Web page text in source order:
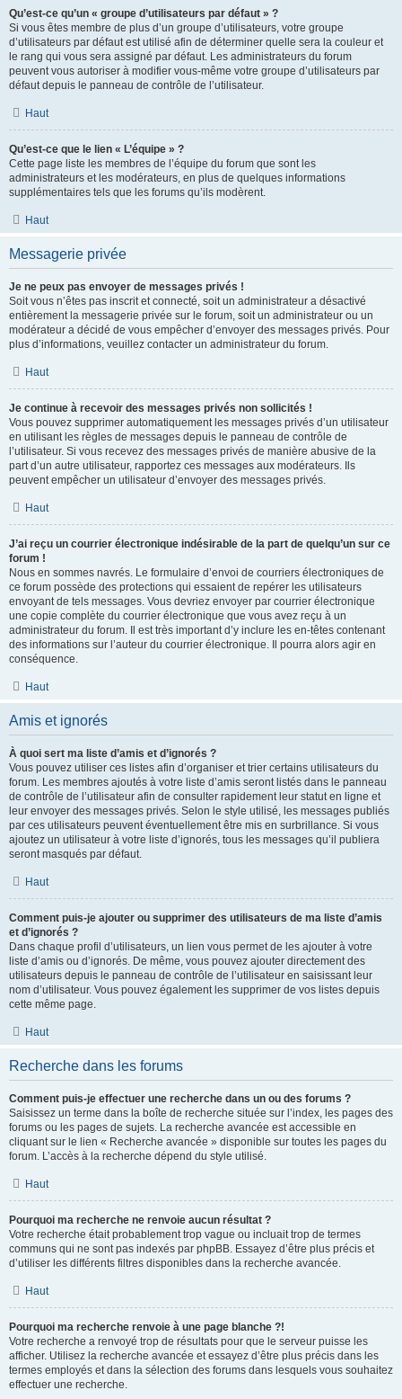
Qu’est-ce qu’un « groupe d’utilisateurs par défaut » ?
Si vous êtes membre de plus d’un groupe d’utilisateurs, votre groupe
d’utilisateurs par défaut est utilisé afin de déterminer quelle sera la couleur et
le rang qui vous sera assigné par défaut. Les administrateurs du forum
peuvent vous autoriser à modifier vous-même votre groupe d’utilisateurs par
défaut depuis le panneau de contrôle de l’utilisateur.
Haut
Qu’est-ce que le lien « L’équipe » ?
Cette page liste les membres de l’équipe du forum que sont les
administrateurs et les modérateurs, en plus de quelques informations
supplémentaires tels que les forums qu’ils modèrent.
Haut
Messagerie privée
Je ne peux pas envoyer de messages privés !
Soit vous n’êtes pas inscrit et connecté, soit un administrateur a désactivé
entièrement la messagerie privée sur le forum, soit un administrateur ou un
modérateur a décidé de vous empêcher d’envoyer des messages privés. Pour
plus d’informations, veuillez contacter un administrateur du forum.
Haut
Je continue à recevoir des messages privés non sollicités !
Vous pouvez supprimer automatiquement les messages privés d’un utilisateur
en utilisant les règles de messages depuis le panneau de contrôle de
l’utilisateur. Si vous recevez des messages privés de manière abusive de la
part d’un autre utilisateur, rapportez ces messages aux modérateurs. Ils
peuvent empêcher un utilisateur d’envoyer des messages privés.
Haut
J’ai reçu un courrier électronique indésirable de la part de quelqu’un sur ce
forum !
Nous en sommes navrés. Le formulaire d’envoi de courriers électroniques de
ce forum possède des protections qui essaient de repérer les utilisateurs
envoyant de tels messages. Vous devriez envoyer par courrier électronique
une copie complète du courrier électronique que vous avez reçu à un
administrateur du forum. Il est très important d’y inclure les en-têtes contenant
des informations sur l’auteur du courrier électronique. Il pourra alors agir en
conséquence.
Haut
Amis et ignorés
À quoi sert ma liste d’amis et d’ignorés ?
Vous pouvez utiliser ces listes afin d’organiser et trier certains utilisateurs du
forum. Les membres ajoutés à votre liste d’amis seront listés dans le panneau
de contrôle de l’utilisateur afin de consulter rapidement leur statut en ligne et
leur envoyer des messages privés. Selon le style utilisé, les messages publiés
par ces utilisateurs peuvent éventuellement être mis en surbrillance. Si vous
ajoutez un utilisateur à votre liste d’ignorés, tous les messages qu’il publiera
seront masqués par défaut.
Haut
Comment puis-je ajouter ou supprimer des utilisateurs de ma liste d’amis
et d’ignorés ?
Dans chaque profil d’utilisateurs, un lien vous permet de les ajouter à votre
liste d’amis ou d’ignorés. De même, vous pouvez ajouter directement des
utilisateurs depuis le panneau de contrôle de l’utilisateur en saisissant leur
nom d’utilisateur. Vous pouvez également les supprimer de vos listes depuis
cette même page.
Haut
Recherche dans les forums
Comment puis-je effectuer une recherche dans un ou des forums ?
Saisissez un terme dans la boîte de recherche située sur l’index, les pages des
forums ou les pages de sujets. La recherche avancée est accessible en
cliquant sur le lien « Recherche avancée » disponible sur toutes les pages du
forum. L’accès à la recherche dépend du style utilisé.
Haut
Pourquoi ma recherche ne renvoie aucun résultat ?
Votre recherche était probablement trop vague ou incluait trop de termes
communs qui ne sont pas indexés par phpBB. Essayez d’être plus précis et
d’utiliser les différents filtres disponibles dans la recherche avancée.
Haut
Pourquoi ma recherche renvoie à une page blanche ?!
Votre recherche a renvoyé trop de résultats pour que le serveur puisse les
afficher. Utilisez la recherche avancée et essayez d’être plus précis dans les
termes employés et dans la sélection des forums dans lesquels vous souhaitez
effectuer une recherche.